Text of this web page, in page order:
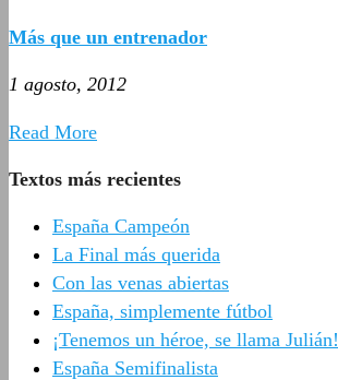
Más que un entrenador
1 agosto, 2012
Read More
Textos más recientes
España Campeón
La Final más querida
Con las venas abiertas
España, simplemente fútbol
¡Tenemos un héroe, se llama Julián!
España Semifinalista